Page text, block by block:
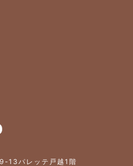
13パレッテ戸越1階